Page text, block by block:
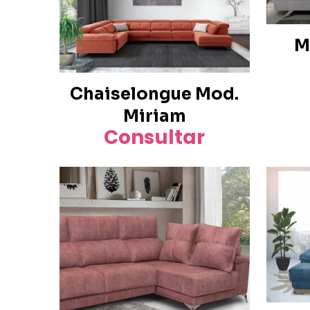
Chaiselongue Mod.
Miriam
Consultar